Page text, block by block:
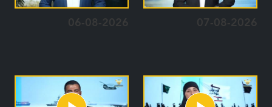
07-08-2026
06-08-2026